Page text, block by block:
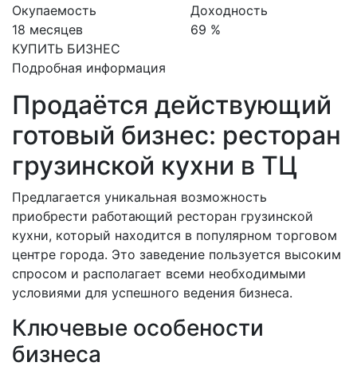
Окупаемость
18 месяцев
КУПИТЬ БИЗНЕС
Доходность
69 %
Подробная информация
Продаётся действующий
готовый бизнес: ресторан
грузинской кухни в ТЦ
Предлагается уникальная возможность
приобрести работающий ресторан грузинской
кухни, который находится в популярном торговом
центре города. Это заведение пользуется высоким
спросом и располагает всеми необходимыми
условиями для успешного ведения бизнеса.
Ключевые особености
бизнеса